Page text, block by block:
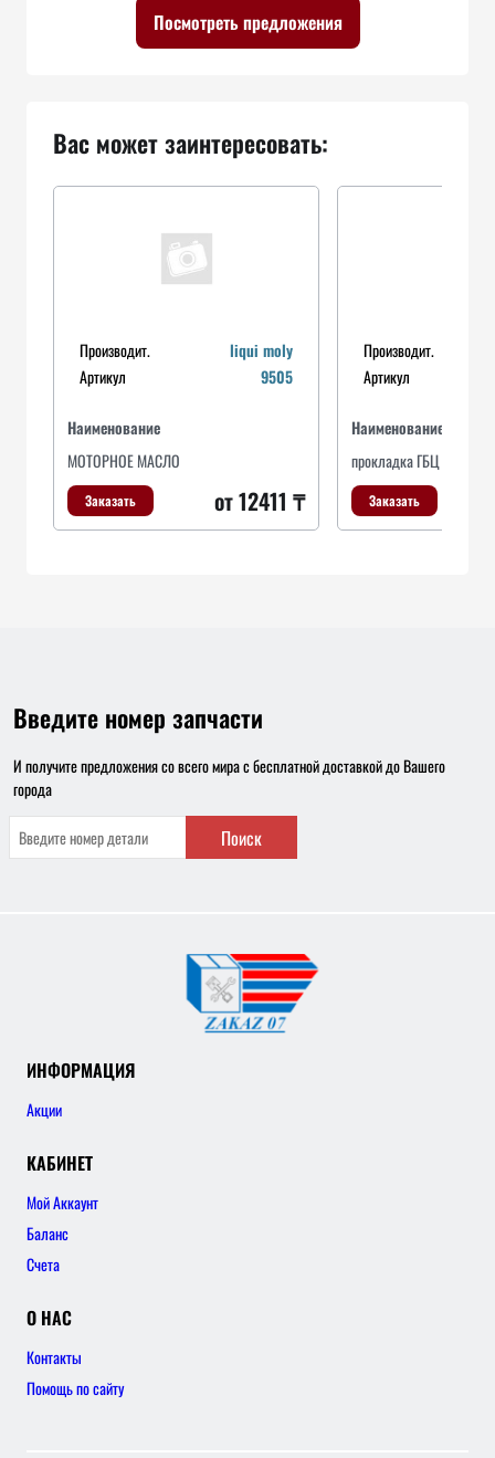
Посмотреть предложения
Вас может заинтересовать:
Производит.
liqui moly
Артикул
9505
Наименование
МОТОРНОЕ МАСЛО
Заказать от 12411 ₸
Производит.
Артикул
Наименование
прокладка ГБЦ HONDA
Заказать
Введите номер запчасти
И получите предложения со всего мира с бесплатной доставкой до Вашего
города
Поиск
ИНФОРМАЦИЯ
Акции
КАБИНЕТ
Мой Аккаунт
Баланс
Счета
О НАС
Контакты
Помощь по сайту